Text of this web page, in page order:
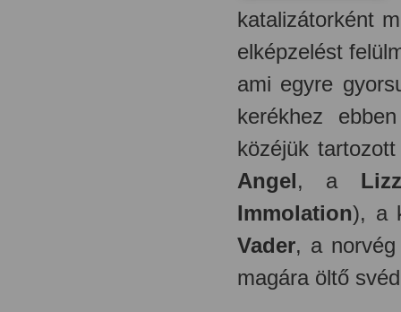
katalizátorként
elképzelést
ami egyre
kerékhez
közéjük
Angel, a
Immolation), a
Vader, a
magára öltő